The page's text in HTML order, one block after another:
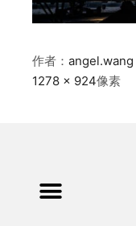
作者： angel.wang
1278 × 924像素